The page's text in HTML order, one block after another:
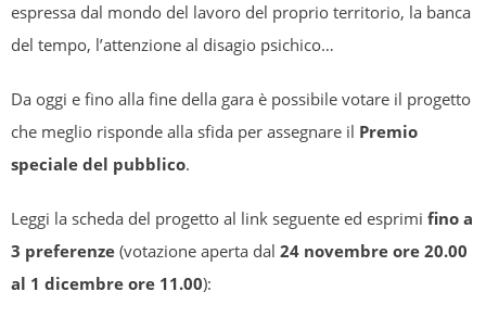
espressa dal mondo del lavoro del proprio territorio, la banca
del tempo, l’attenzione al disagio psichico…
Da oggi e fino alla fine della gara è possibile votare il progetto
che meglio risponde alla sfida per assegnare il Premio
speciale del pubblico.
Leggi la scheda del progetto al link seguente ed esprimi fino a
3 preferenze (votazione aperta dal 24 novembre ore 20.00
al 1 dicembre ore 11.00):